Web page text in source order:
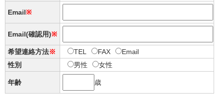
Email※
Email(確認用)※
希望連絡方法※ TEL FAX
Email
性別
男性 女性
年齢 歳